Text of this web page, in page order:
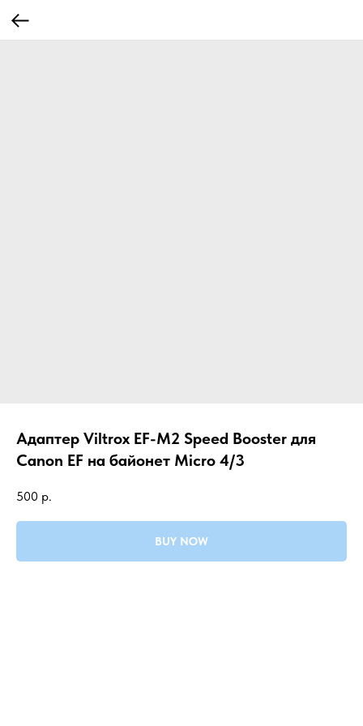
Адаптер Viltrox EF-M2 Speed Booster для
Canon EF на байонет Micro 4/3
500 р.
BUY NOW